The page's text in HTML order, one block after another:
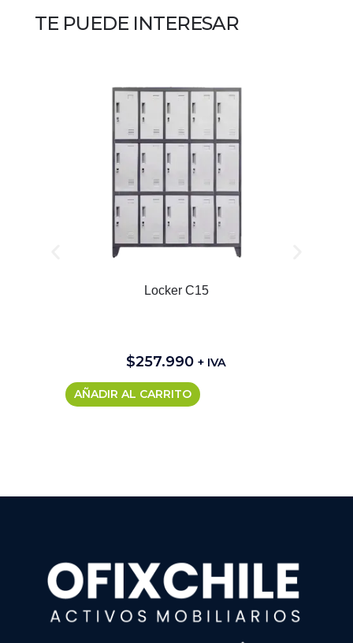
TE PUEDE INTERESAR
Locker C15
$257.990 + IVA
AÑADIR AL CARRITO